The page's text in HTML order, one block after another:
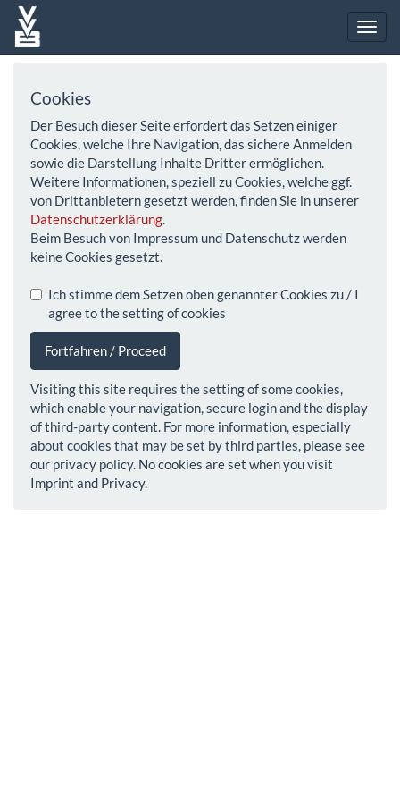
Cookies
Der Besuch dieser Seite erfordert das Setzen einiger
Cookies, welche Ihre Navigation, das sichere Anmelden
sowie die Darstellung Inhalte Dritter ermöglichen.
Weitere Informationen, speziell zu Cookies, welche ggf.
von Drittanbietern gesetzt werden, finden Sie in unserer
Datenschutzerklärung.
Beim Besuch von Impressum und Datenschutz werden
keine Cookies gesetzt.
Ich stimme dem Setzen oben genannter Cookies zu / I
agree to the setting of cookies
Fortfahren / Proceed
Visiting this site requires the setting of some cookies,
which enable your navigation, secure login and the display
of third-party content. For more information, especially
about cookies that may be set by third parties, please see
our privacy policy. No cookies are set when you visit
Imprint and Privacy.